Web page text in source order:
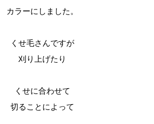
カラーにしました。
くせ毛さんですが
刈り上げたり
くせに合わせて
切ることによって